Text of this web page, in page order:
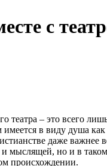
с
театра – это всего
в виду душа как
даже важнее
но и в таком
происхождении.